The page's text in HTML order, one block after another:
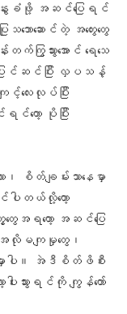
းနွေးခံဖို့ အဆင်ပြေရင်
ဘောဆောင်တဲ့ အတွေးတွေ
တက်ကြွသွားအောင် ရေသေ
ပြင်ဆင်ပြီး လှပသန့်
လေးလုပ်ပြီး
င်တော့ ပိုပြီး
စိတ်ချမ်းသာနေမှာ
ပါတယ်လို့တော့
ေအရတော့ အဆင်ပြေ
လိုမကျမှုတွေ၊
ာပါ။ အဲဒီစိတ်ဖိစီး
းသွားရင်ကို ကျွန်တော်